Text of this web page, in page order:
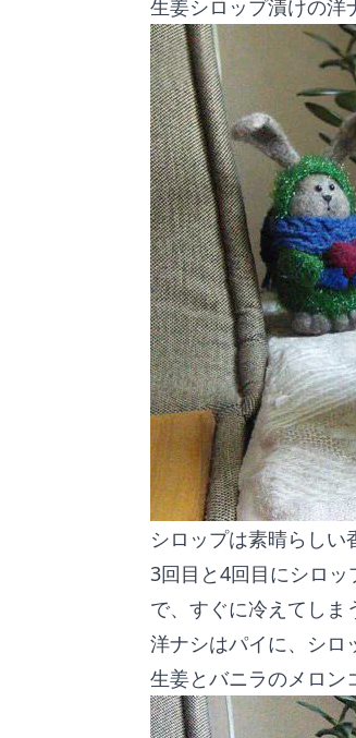
生姜シロップ漬けの洋
シロップは素晴らしい
3回目と4回目にシロ
で、すぐに冷えてしま
洋ナシはパイに、シロ
生姜とバニラのメロン